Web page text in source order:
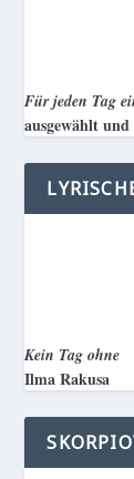
Für jeden Tag
ausgewählt
Kein Tag ohne
Ilma Rakusa